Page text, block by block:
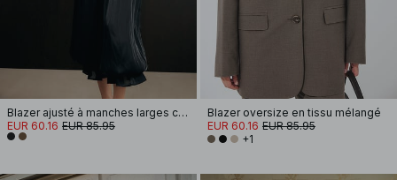
Blazer ajusté à manches larges courtes
EUR 60.16 EUR 85.95
Blazer oversize en tissu mélangé
EUR 60.16 EUR 85.95
+1